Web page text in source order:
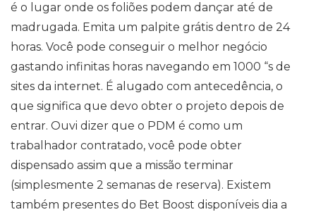
é o lugar onde os foliões podem dançar até de
madrugada. Emita um palpite grátis dentro de 24
horas. Você pode conseguir o melhor negócio
gastando infinitas horas navegando em 1000 “s de
sites da internet. É alugado com antecedência, o
que significa que devo obter o projeto depois de
entrar. Ouvi dizer que o PDM é como um
trabalhador contratado, você pode obter
dispensado assim que a missão terminar
(simplesmente 2 semanas de reserva). Existem
também presentes do Bet Boost disponíveis dia a